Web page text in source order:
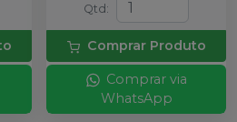
Qtd :
Comprar Produto
Comprar via
WhatsApp